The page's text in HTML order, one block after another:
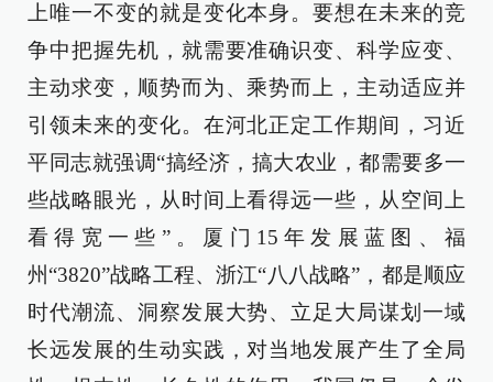
上唯一不变的就是变化本身。要想在未来的竞
争中把握先机，就需要准确识变、科学应变、
主动求变，顺势而为、乘势而上，主动适应并
引领未来的变化。在河北正定工作期间，习近
平同志就强调“搞经济，搞大农业，都需要多一
些战略眼光，从时间上看得远一些，从空间上
看得宽一些”。厦门15年发展蓝图、福
州“3820”战略工程、浙江“八八战略”，都是顺应
时代潮流、洞察发展大势、立足大局谋划一域
长远发展的生动实践，对当地发展产生了全局